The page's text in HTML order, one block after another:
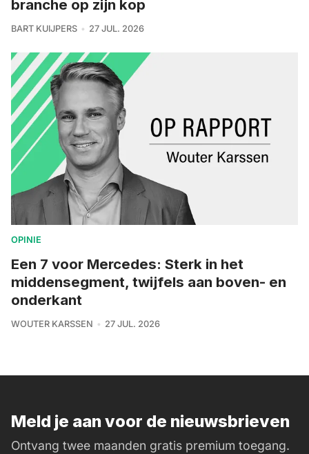
branche op zijn kop
BART KUIJPERS 27 JUL. 2026
OPINIE
Een 7 voor Mercedes: Sterk in het
middensegment, twijfels aan boven- en
onderkant
WOUTER KARSSEN 27 JUL. 2026
Meld je aan voor de nieuwsbrieven
Ontvang twee maanden gratis premium toegang.